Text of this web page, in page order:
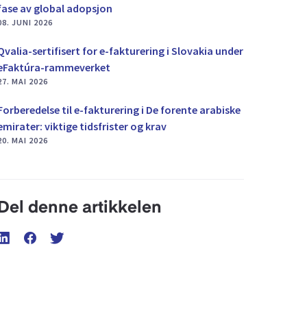
av global adopsjon
JUNI 2026
sertifisert for e-fakturering i Slovakia under
rammeverket
MAI 2026
til e-fakturering i De forente arabiske
viktige tidsfrister og krav
MAI 2026
denne artikkelen